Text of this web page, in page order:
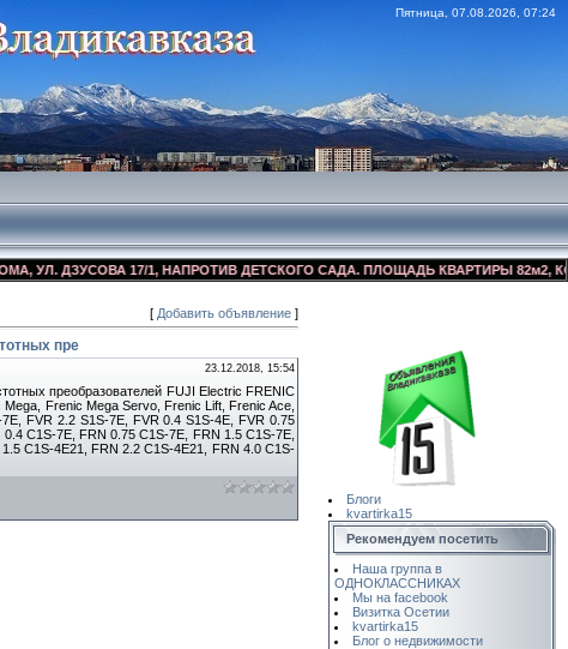
Пятница, 07.08.2026, 07:24
ДЗУСОВА 17/1, НАПРОТИВ ДЕТСКОГО САДА. ПЛОЩАДЬ КВАРТИРЫ 82м2,
[ Добавить объявление ]
пре
23.12.2018, 15:54
преобразователей FUJI Electric FRENIC
Frenic Mega Servo, Frenic Lift, Frenic Ace,
FVR 2.2 S1S-7E, FVR 0.4 S1S-4E, FVR 0.75
C1S-7E, FRN 0.75 C1S-7E, FRN 1.5 C1S-7E,
C1S-4E21, FRN 2.2 C1S-4E21, FRN 4.0 C1S-
Блоги
kvartirka15
Рекомендуем посетить
Наша группа в
ОДНОКЛАССНИКАХ
Мы на facebook
Визитка Осетии
kvartirka15
Блог о недвижимости